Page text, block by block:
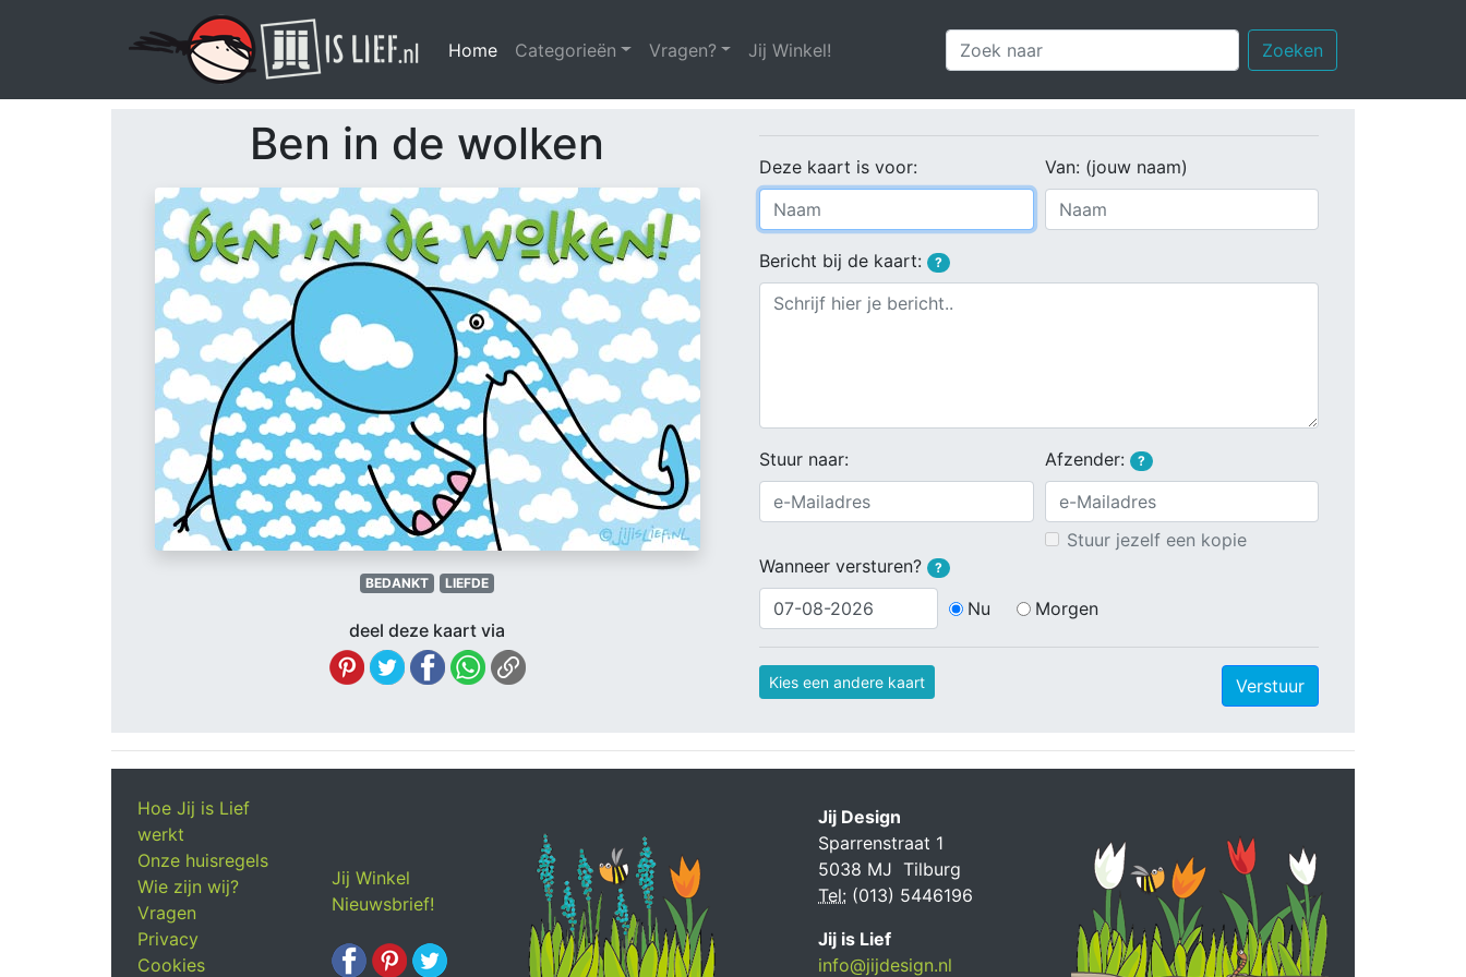
Home (huidige)
Categorieën Vragen? Jij Winkel! Zoeken
Ben in de wolken
BEDANKT LIEFDE
deel deze kaart via
Deze kaart is voor: Van: (jouw naam)
Bericht bij de kaart: ?
Stuur naar: Afzender: ?
Stuur jezelf een kopie
Wanneer versturen?
?
Nu Morgen
Kies een andere kaart Verstuur
Hoe Jij is Lief
werkt
Onze huisregels
Wie zijn wij?
Vragen
Privacy
Cookies
Jij Winkel
Nieuwsbrief!
Jij Design
Sparrenstraat 1
5038 MJ Tilburg
Tel: (013) 5446196
Jij is Lief
info@jijdesign.nl